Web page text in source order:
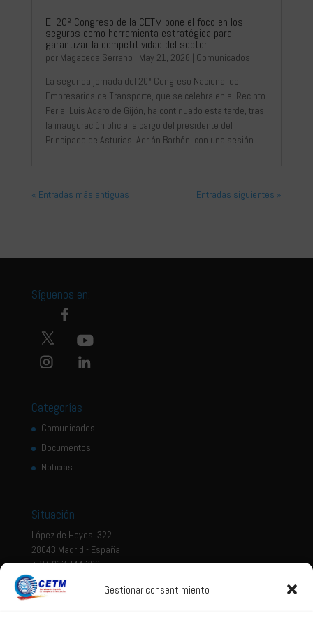
Gestionar consentimiento
El 20º Congreso de la CETM pone el foco en los
seguros como herramienta estratégica para
garantizar la competitividad del sector
por Magaceda Serrano | May 21, 2026 | Comunicados
La segunda jornada del 20º Congreso Nacional de
Empresarios de Transporte, que se celebra en el Recinto
Ferial Luis Adaro de Gijón, ha continuado esta tarde, tras
la inauguración oficial a cargo del presidente del
Principado de Asturias, Adrián Barbón, con una sesión...
« Entradas más antiguas Entradas siguientes »
Síguenos en:
Categorías
Comunicados
Documentos
Noticias
Situación
López de Hoyos, 322
28043 Madrid - España
+ 34 917 444 700